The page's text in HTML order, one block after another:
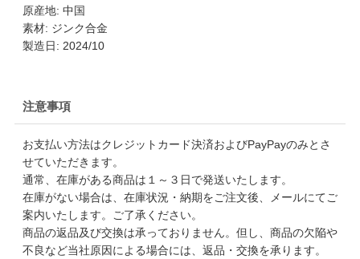
原産地: 中国
素材: ジンク合金
製造日: 2024/10
注意事項
お支払い方法はクレジットカード決済およびPayPayのみとさ
せていただきます。
通常、在庫がある商品は１～３日で発送いたします。
在庫がない場合は、在庫状況・納期をご注文後、メールにてご
案内いたします。ご了承ください。
商品の返品及び交換は承っておりません。但し、商品の欠陥や
不良など当社原因による場合には、返品・交換を承ります。